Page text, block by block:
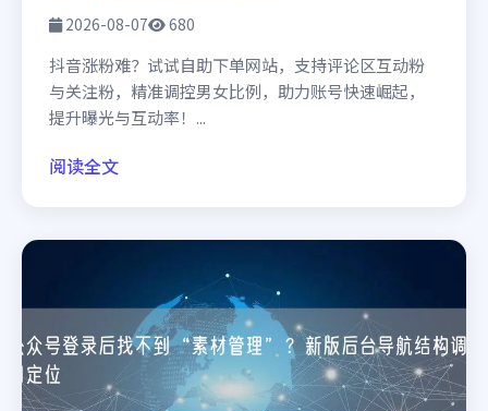
2026-08-07 680
抖音涨粉难？试试自助下单网站，支持评论区互动粉
与关注粉，精准调控男女比例，助力账号快速崛起，
提升曝光与互动率！...
阅读全文